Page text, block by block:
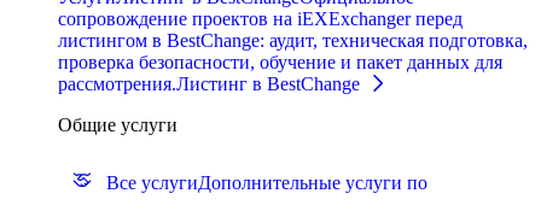
сопровождение проектов на iEXExchanger перед
листингом в BestChange: аудит, техническая подготовка,
проверка безопасности, обучение и пакет данных для
рассмотрения.Листинг в BestChange
Общие услуги
Все услугиДополнительные услуги по